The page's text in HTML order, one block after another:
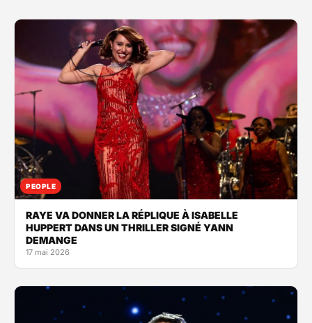
PEOPLE
RAYE VA DONNER LA RÉPLIQUE À ISABELLE
HUPPERT DANS UN THRILLER SIGNÉ YANN
DEMANGE
17 mai 2026